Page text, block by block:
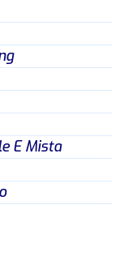
E Mista